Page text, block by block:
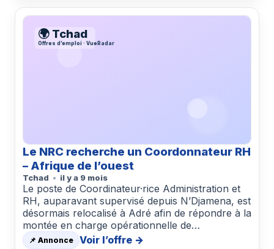
🌍 Tchad
Offres d’emploi · VueRadar
Le NRC recherche un Coordonnateur RH
– Afrique de l’ouest
Tchad il y a 9 mois
Le poste de Coordinateur·rice Administration et
RH, auparavant supervisé depuis N’Djamena, est
désormais relocalisé à Adré afin de répondre à la
montée en charge opérationnelle de…
📌 Annonce Voir l’offre →